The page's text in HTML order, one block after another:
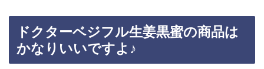
ドクターベジフル生姜黒蜜の商品は
かなりいいですよ♪